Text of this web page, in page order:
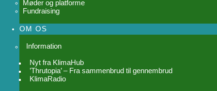
Møder og platforme
Fundraising
OM OS
Information
Nyt fra KlimaHub
’Thrutopia’ – Fra sammenbrud til gennembrud
KlimaRadio